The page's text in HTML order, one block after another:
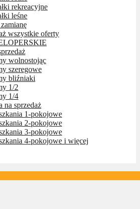
rekreacyjne
leśne
wszystkie oferty
wolnostojąc
szeregowe
bliźniaki
1/2
1/4
na sprzedaż
1-pokojowe
2-pokojowe
3-pokojowe
4-pokojowe i więcej